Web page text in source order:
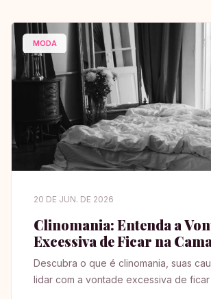
MODA
20 DE JUN. DE 2026
Clinomania: Entenda a
Excessiva de Ficar na Cama
Descubra o que é clinomania, suas
lidar com a vontade excessiva de ficar